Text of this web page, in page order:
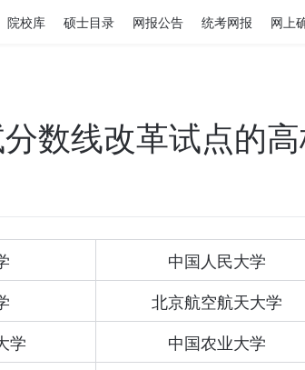
院校库 硕士目录 网报公告 统考网报 网上
数线改革试点的高
中国人民大学
北京航空航天大学
学
中国农业大学